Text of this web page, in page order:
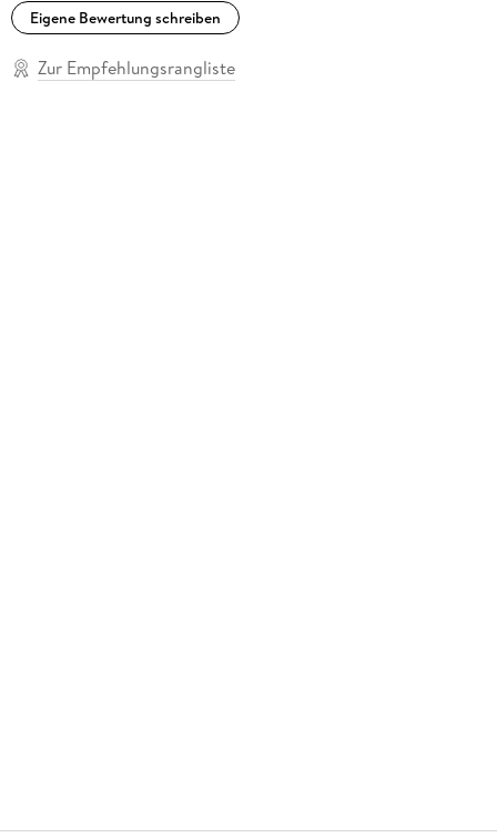
Eigene Bewertung schreiben
Zur Empfehlungsrangliste